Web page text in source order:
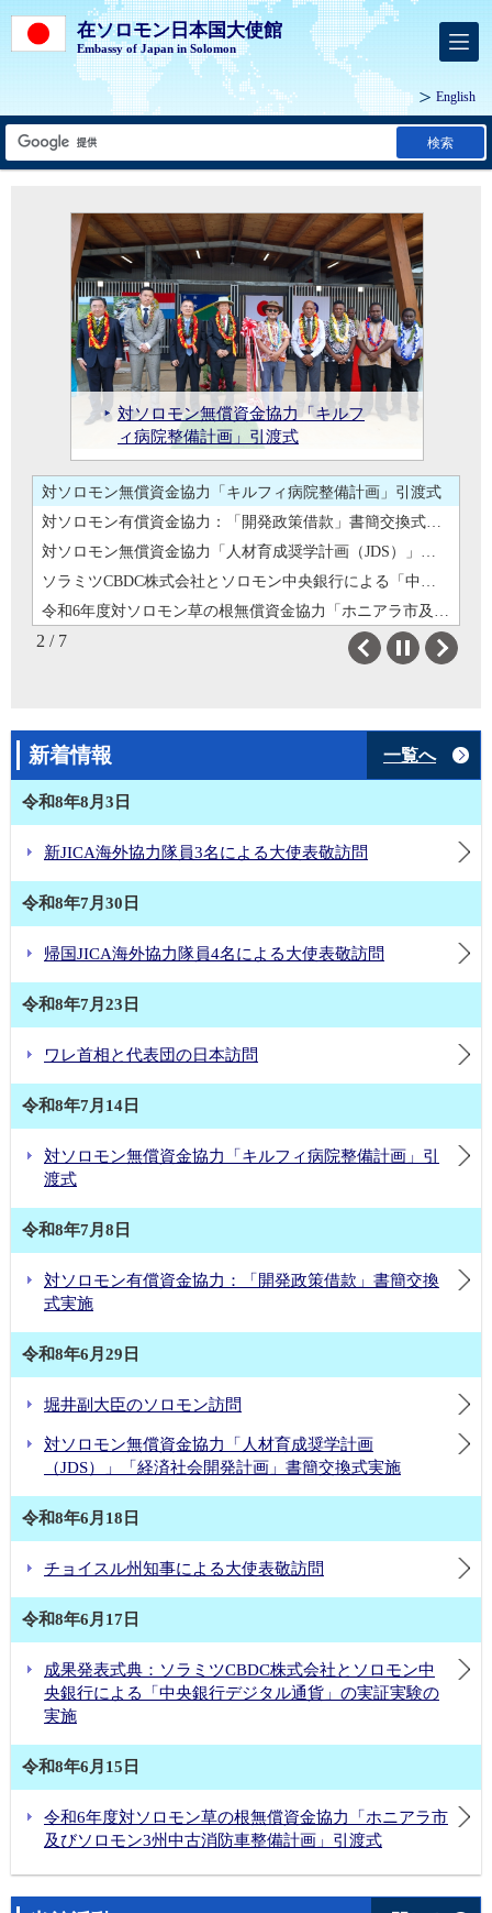
在ソロモン日本国大使館
Embassy of Japan in Solomon
English
検索
ワレ首相と代表団の日本訪問
対ソロモン無償資金協力「キルフ
ィ病院整備計画」引渡式
対ソロモン有償資金協力：「開発
政策借款」書簡交換式実施
対ソロモン無償資金協力「人材育
成奨学計画（JDS）」「経済社会開
発計画」書簡交換式実施
ソラミツCBDC株式会社とソロモン
中央銀行による「中央銀行デジタ
ル通貨」の実証実験の実施
令和6年度対ソロモン草の根無償資
金協力「ホニアラ市及びソロモン3
州中古消防車整備計画」引渡式
樋口大使によるワレ新首相への表
敬訪問
対ソロモン無償資金協力「人材育成奨学計画（JDS）」「経済社会開発計画」書簡交換式実施
ソラミツCBDC株式会社とソロモン中央銀行による「中央銀行デジタル通貨」の実証実験の実施
樋口大使によるワレ新首相への表敬訪問
ワレ首相と代表団の日本訪問
対ソロモン無償資金協力「キルフィ病院整備計画」引渡式
対ソロモン有償資金協力：「開発政策借款」書簡交換式実施
対ソロモン無償資金協力「人材育成奨学計画（JDS）」「経済社会開発計画」書簡交換式実施
ソラミツCBDC株式会社とソロモン中央銀行による「中央銀行デジタル通貨」の実証実験の実施
令和6年度対ソロモン草の根無償資金協力「ホニアラ市及びソロモン3州中古消防車整備計画」引渡式
樋口大使によるワレ新首相への表敬訪問
対ソロモン有償資金協力：「開発政策借款」書簡交換式実施
対ソロモン無償資金協力「人材育成奨学計画（JDS）」「経済社会開発計画」書簡交換式実施
樋口大使によるワレ新首相への表敬訪問
2 / 7
新着情報 一覧へ
令和8年8月3日
新JICA海外協力隊員3名による大使表敬訪問
令和8年7月30日
帰国JICA海外協力隊員4名による大使表敬訪問
令和8年7月23日
ワレ首相と代表団の日本訪問
令和8年7月14日
対ソロモン無償資金協力「キルフィ病院整備計画」引
渡式
令和8年7月8日
対ソロモン有償資金協力：「開発政策借款」書簡交換
式実施
令和8年6月29日
堀井副大臣のソロモン訪問
対ソロモン無償資金協力「人材育成奨学計画
（JDS）」「経済社会開発計画」書簡交換式実施
令和8年6月18日
チョイスル州知事による大使表敬訪問
令和8年6月17日
成果発表式典：ソラミツCBDC株式会社とソロモン中
央銀行による「中央銀行デジタル通貨」の実証実験の
実施
令和8年6月15日
令和6年度対ソロモン草の根無償資金協力「ホニアラ市
及びソロモン3州中古消防車整備計画」引渡式